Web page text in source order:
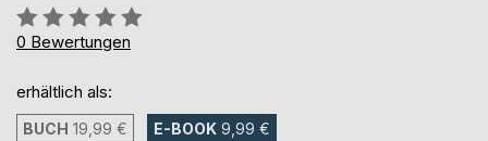
Bewertung::
0%
0 Bewertungen
erhältlich als:
BUCH 19,99 € E-BOOK 9,99 €